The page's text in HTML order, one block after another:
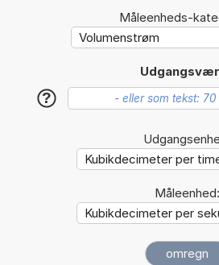
Måleenheds-
?
Måleenhed: